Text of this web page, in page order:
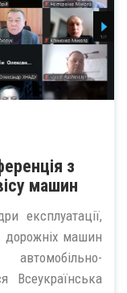
з
машин
експлуатації,
дорожніх машин
Всеукраїнська